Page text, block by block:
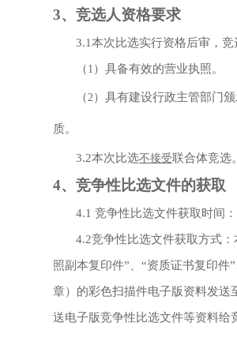
3、竞选人资格要求
3.1本次比选实行资格后审，竞
（ 1 ）具备有效的营业执照。
（2）具有建设行政主管部门
质。
3.2本次比选不接受联合体竞选。
4、竞争性比选文件的获取
4.1 竞争性比选文件获取时间：
4.2竞争性比选文件获取方式
照副本复印件” “资质证书复印件”
章）的彩色扫描件电子版资料发送
送电子版竞争性比选文件等资料给